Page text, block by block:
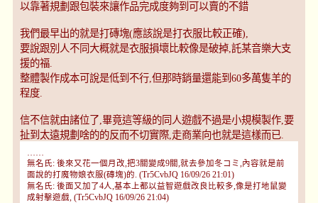
以靠著規劃跟包裝來讓作品完成度夠到可以賣的不錯
我們最早出的就是打磚塊(應該說是打衣服比較正確),
要說跟別人不同大概就是衣服損壞比較像是破掉,託某音樂大支
援的福.
整體製作成本可說是低到不行,但那時銷量還能到60多萬隻羊的
程度.
信不信就由諸位了,畢竟這等級的同人遊戲不過是小規模製作,要
扯到太遠規劃啥的的反而不切實際,走商業向也就是這樣而已.
無名氏: 後來又花一個月改,把3關變成9關,就去參加冬コミ,內容就是前
面說的打魔物娘衣服(磚塊)的. (Tr5CvbJQ 16/09/26 21:01)
無名氏: 後面又加了4人,基本上都以益智遊戲改良比較多,像是打地鼠變
成射擊遊戲, (Tr5CvbJQ 16/09/26 21:04)